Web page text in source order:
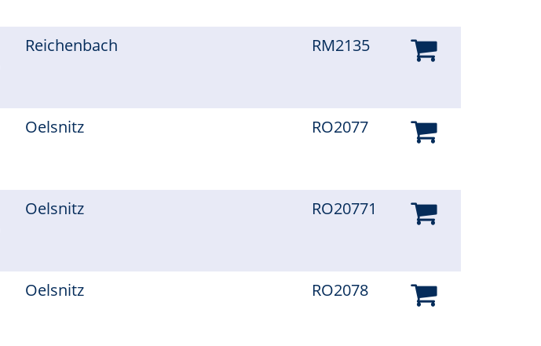
Reichenbach RM2135
Oelsnitz RO2077
Oelsnitz RO20771
Oelsnitz RO2078